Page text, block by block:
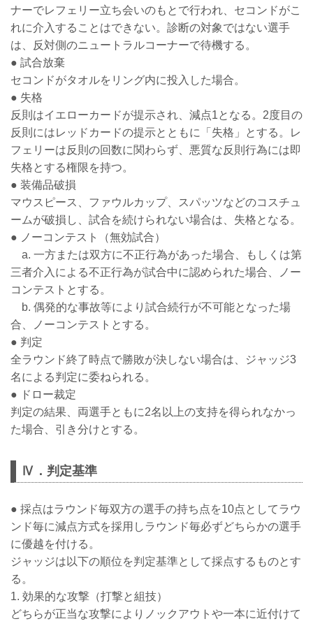
ナーでレフェリー立ち会いのもとで行われ、セコンドがこ
れに介入することはできない。診断の対象ではない選手
は、反対側のニュートラルコーナーで待機する。
● 試合放棄
セコンドがタオルをリング内に投入した場合。
● 失格
反則はイエローカードが提示され、減点1となる。2度目の
反則にはレッドカードの提示とともに「失格」とする。レ
フェリーは反則の回数に関わらず、悪質な反則行為には即
失格とする権限を持つ。
● 装備品破損
マウスピース、ファウルカップ、スパッツなどのコスチュ
ームが破損し、試合を続けられない場合は、失格となる。
● ノーコンテスト（無効試合）
a. 一方または双方に不正行為があった場合、もしくは第
三者介入による不正行為が試合中に認められた場合、ノー
コンテストとする。
b. 偶発的な事故等により試合続行が不可能となった場
合、ノーコンテストとする。
● 判定
全ラウンド終了時点で勝敗が決しない場合は、ジャッジ3
名による判定に委ねられる。
● ドロー裁定
判定の結果、両選手ともに2名以上の支持を得られなかっ
た場合、引き分けとする。
Ⅳ．判定基準
● 採点はラウンド毎双方の選手の持ち点を10点としてラウ
ンド毎に減点方式を採用しラウンド毎必ずどちらかの選手
に優越を付ける。
ジャッジは以下の順位を判定基準として採点するものとす
る。
1. 効果的な攻撃（打撃と組技）
どちらが正当な攻撃によりノックアウトや一本に近付けて